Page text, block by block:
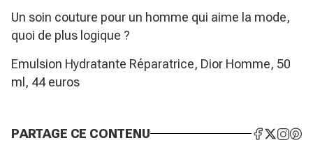
Un soin couture pour un homme qui aime la mode,
quoi de plus logique ?
Emulsion Hydratante Réparatrice, Dior Homme, 50
ml, 44 euros
PARTAGE CE CONTENU